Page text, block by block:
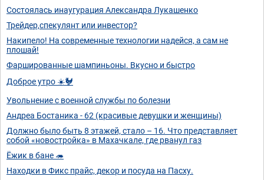
Состоялась инаугурация Александра Лукашенко
Трейдер,спекулянт или инвестор?
Накипело! На современные технологии надейся, а сам не
плошай!
Фаршированные шампиньоны. Вкусно и быстро
Доброе утро ☀️🐓
Увольнение с военной службы по болезни
Андреа Бостаника - 62 (красивые девушки и женщины)
Должно было быть 8 этажей, стало – 16. Что представляет
собой «новостройка» в Махачкале, где рванул газ
Ёжик в бане 🦔
Находки в Фикс прайс, декор и посуда на Пасху.